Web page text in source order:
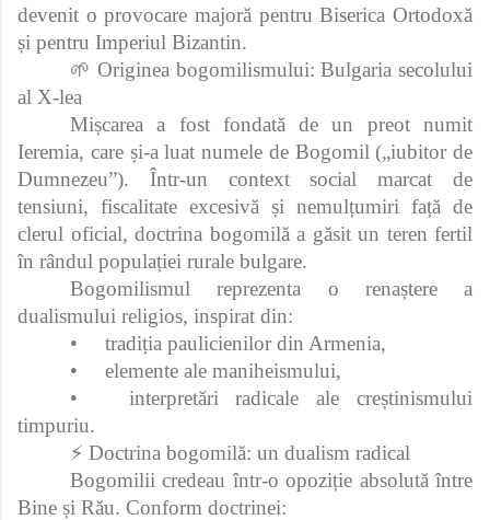
devenit o provocare majoră pentru Biserica Ortodoxă
și pentru Imperiul Bizantin.
🌱 Originea bogomilismului: Bulgaria secolului
al X-lea
Mișcarea a fost fondată de un preot numit
Ieremia, care și-a luat numele de Bogomil („iubitor de
Dumnezeu”). Într-un context social marcat de
tensiuni, fiscalitate excesivă și nemulțumiri față de
clerul oficial, doctrina bogomilă a găsit un teren fertil
în rândul populației rurale bulgare.
Bogomilismul reprezenta o renaștere a
dualismului religios, inspirat din:
•
tradiția paulicienilor din Armenia,
•
elemente ale maniheismului,
•
interpretări radicale ale creștinismului
timpuriu.
⚡ Doctrina bogomilă: un dualism radical
Bogomilii credeau într-o opoziție absolută între
Bine și Rău. Conform doctrinei: